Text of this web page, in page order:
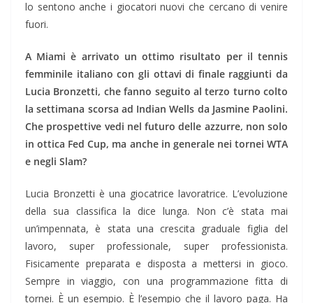
lo sentono anche i giocatori nuovi che cercano di venire
fuori.
A Miami è arrivato un ottimo risultato per il tennis
femminile italiano con gli ottavi di finale raggiunti da
Lucia Bronzetti, che fanno seguito al terzo turno colto
la settimana scorsa ad Indian Wells da Jasmine Paolini.
Che prospettive vedi nel futuro delle azzurre, non solo
in ottica Fed Cup, ma anche in generale nei tornei WTA
e negli Slam?
Lucia Bronzetti è una giocatrice lavoratrice. L’evoluzione
della sua classifica la dice lunga. Non c’è stata mai
un’impennata, è stata una crescita graduale figlia del
lavoro, super professionale, super professionista.
Fisicamente preparata e disposta a mettersi in gioco.
Sempre in viaggio, con una programmazione fitta di
tornei. È un esempio. È l’esempio che il lavoro paga. Ha